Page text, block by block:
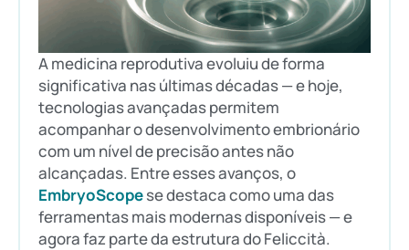
A medicina reprodutiva evoluiu de forma
significativa nas últimas décadas — e hoje,
tecnologias avançadas permitem
acompanhar o desenvolvimento embrionário
com um nível de precisão antes não
alcançadas. Entre esses avanços, o
EmbryoScopese destaca como uma das
ferramentas mais modernas disponíveis — e
agora faz parte da estrutura do Feliccità.